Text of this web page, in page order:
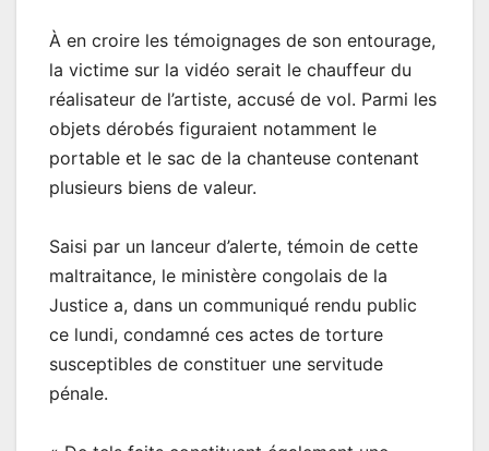
À en croire les témoignages de son entourage,
la victime sur la vidéo serait le chauffeur du
réalisateur de l’artiste, accusé de vol. Parmi les
objets dérobés figuraient notamment le
portable et le sac de la chanteuse contenant
plusieurs biens de valeur.
Saisi par un lanceur d’alerte, témoin de cette
maltraitance, le ministère congolais de la
Justice a, dans un communiqué rendu public
ce lundi, condamné ces actes de torture
susceptibles de constituer une servitude
pénale.